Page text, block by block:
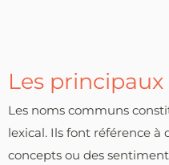
Les
Les noms communs
lexical. Ils font référence à
concepts ou des